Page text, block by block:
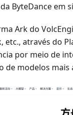
ByteDance em
Ark do
etc., através do
por meio de
de modelos mais